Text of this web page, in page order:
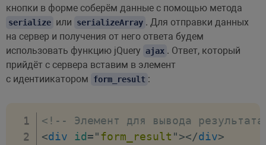
кнопки в форме соберём данные с помощью метода
serialize или serializeArray . Для отправки данных
на сервер и получения от него ответа будем
использовать функцию jQuery ajax . Ответ, который
прийдёт с сервера вставим в элемент
с идентиикатором
form_result :
<!-- Элемент для вывода
<div id="form_result "></div>